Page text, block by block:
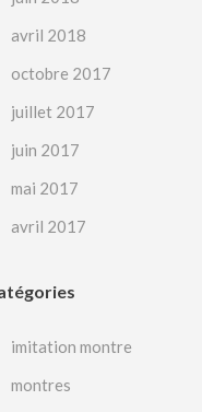
avril 2018
octobre 2017
juillet 2017
juin 2017
mai 2017
avril 2017
imitation montre
montres